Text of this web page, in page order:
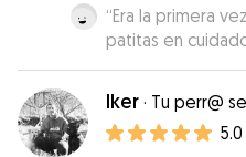
“Era la primera
patitas en
sido muy
y nos ha
buscaremos
Iker · Tu perr@
5.0